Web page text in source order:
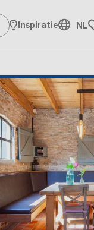
Inspiratie NL